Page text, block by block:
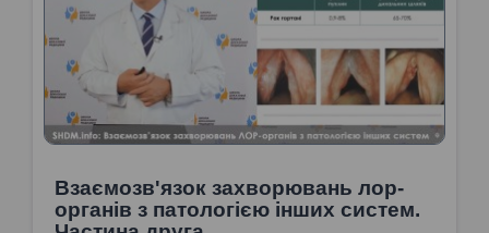
Взаємозв'язок захворювань лор-
органів з патологією інших систем.